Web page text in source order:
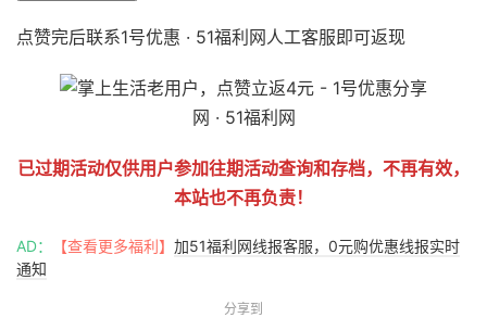
点赞完后联系1号优惠 · 51福利网人工客服即可返现
已过期活动仅供用户参加往期活动查询和存档，不再有效，
本站也不再负责！
AD： 【查看更多福利】 加51福利网线报客服，0元购优惠线报实时
通知
分享到